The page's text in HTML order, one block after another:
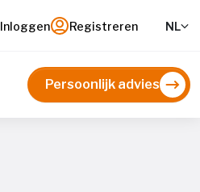
Inloggen Registreren NL
Persoonlijk advies